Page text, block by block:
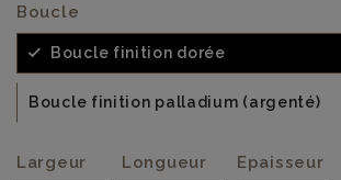
Boucle
Boucle finition dorée
Boucle finition palladium (argenté)
Largeur Longueur Epaisseur